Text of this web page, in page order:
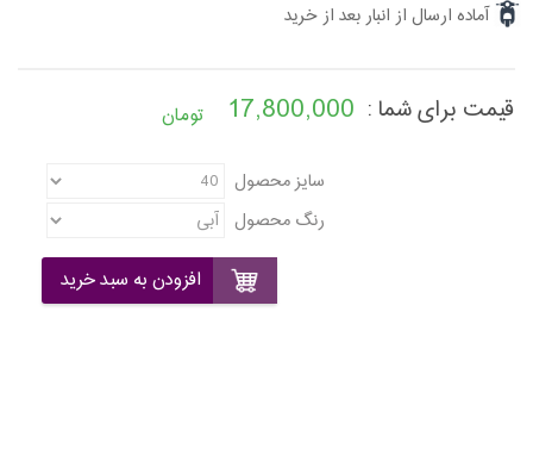
آماده ارسال از انبار بعد از خرید
قیمت برای شما : 17,800,000 تومان
رنگ محصول
سایز محصول